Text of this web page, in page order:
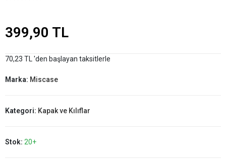
399,90 TL
70,23 TL 'den başlayan taksitlerle
Marka: Miscase
Kategori: Kapak ve Kılıflar
Stok: 20+